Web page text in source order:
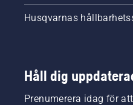
Husqvarnas
Håll dig
Prenumerera idag för